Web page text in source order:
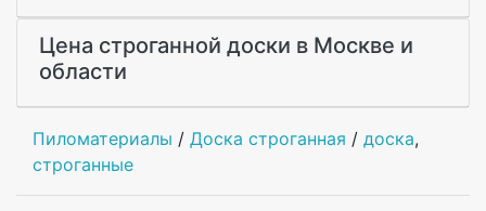
Цена строганной доски в Москве и
области
Пиломатериалы / Доска строганная / доска,
строганные